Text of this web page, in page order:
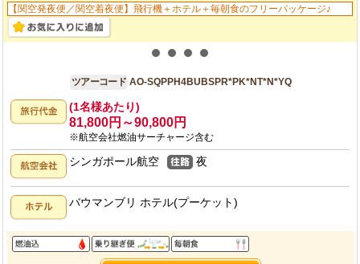
【関空発夜便／関空着夜便】飛行機＋ホテル＋毎朝食のフリーパッケージ♪
ツアーコード AO-SQPPH4BUBSPR*PK*NT*N*YQ
(1名様あたり)
81,800円～90,800円
※航空会社燃油サーチャージ含む
シンガポール航空 夜
バウマンブリ ホテル(プーケット)